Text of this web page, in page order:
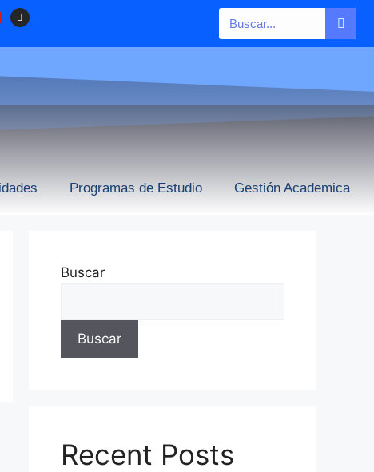
Programas de Estudio Gestión Academica
Buscar
Buscar
Recent Posts